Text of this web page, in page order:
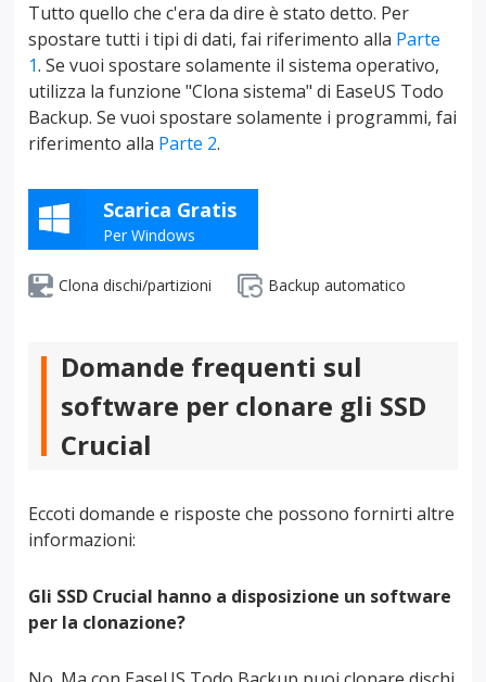
Tutto quello che c'era da dire è stato detto. Per
spostare tutti i tipi di dati, fai riferimento alla Parte
1. Se vuoi spostare solamente il sistema operativo,
utilizza la funzione "Clona sistema" di EaseUS Todo
Backup. Se vuoi spostare solamente i programmi, fai
riferimento alla Parte 2.
Scarica Gratis
Per Windows
Clona dischi/partizioni Backup automatico
Domande frequenti sul
software per clonare gli SSD
Crucial
Eccoti domande e risposte che possono fornirti altre
informazioni:
Gli SSD Crucial hanno a disposizione un software
per la clonazione?